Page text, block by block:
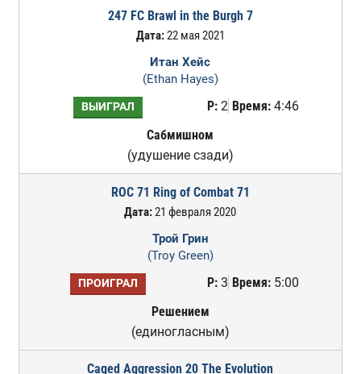
247 FC Brawl in the Burgh 7
Дата:22 мая 2021
Итан Хейс
(Ethan Hayes)
ВЫИГРАЛ Р:2 Время:4:46
Сабмишном
(удушение сзади)
ROC 71 Ring of Combat 71
Дата:21 февраля 2020
Трой Грин
(Troy Green)
ПРОИГРАЛ Р:3 Время:5:00
Решением
(единогласным)
Caged Aggression 20 The Evolution